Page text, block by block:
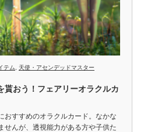
テム
天使・アセンデッドマスター
貰おう！フェアリーオラクルカ
おすすめのオラクルカード。なかな
せんが、透視能力がある方や子供た